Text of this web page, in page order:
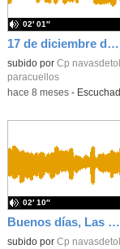
17 de diciembre de 2025
Contenido educativo.
subido por Cp
paracuellos
02′ 01″
-hace 8 meses-
Buenos días, Las Navas. 1 de diciembre de 2025
Contenido educativo.
subido por Cp
02′ 10″